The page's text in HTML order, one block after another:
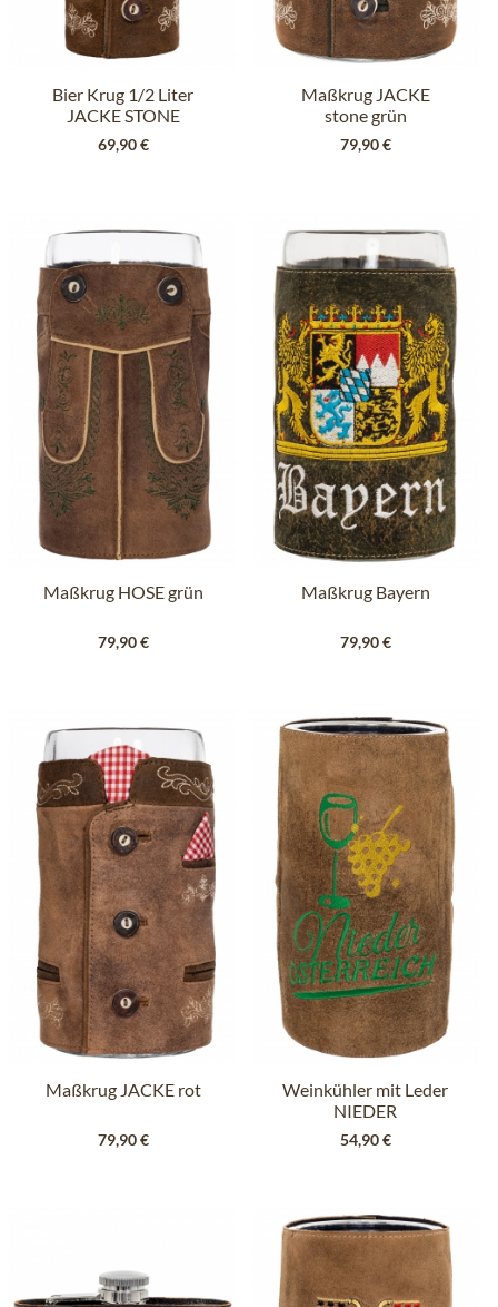
Bier Krug 1/2 Liter
JACKE STONE
dunkelbraun rot
69,90 €
Maßkrug JACKE
stone grün
79,90 €
Maßkrug HOSE grün
79,90 €
Maßkrug Bayern
79,90 €
Maßkrug JACKE rot
79,90 €
Weinkühler mit Leder
NIEDER
ÖSTERREICH braun
54,90 €